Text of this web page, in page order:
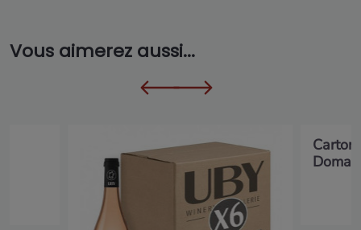
Vous aimerez aussi...